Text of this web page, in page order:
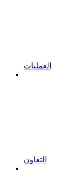
العمليات
التعاون